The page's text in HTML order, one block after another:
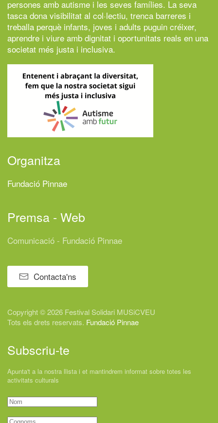
persones amb autisme i les seves famílies. La seva
tasca dona visibilitat al col·lectiu, trenca barreres i
treballa perquè infants, joves i adults puguin créixer,
aprendre i viure amb dignitat i oportunitats reals en una
societat més justa i inclusiva.
Organitza
Fundació Pinnae
Premsa - Web
Comunicació - Fundació Pinnae
Contacta'ns
Copyright © 2026 Festival Solidari MUSiCVEU
Tots els drets reservats. Fundació Pinnae
Subscriu-te
Apunta't a la nostra llista i et mantindrem informat sobre totes les
activitats culturals